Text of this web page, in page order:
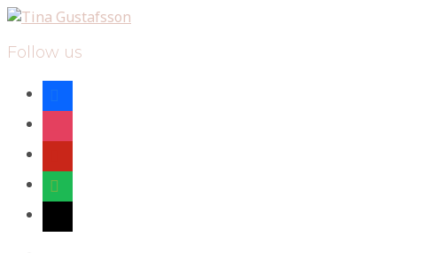
Follow us
facebook
instagram
pinterest
spotify
mail